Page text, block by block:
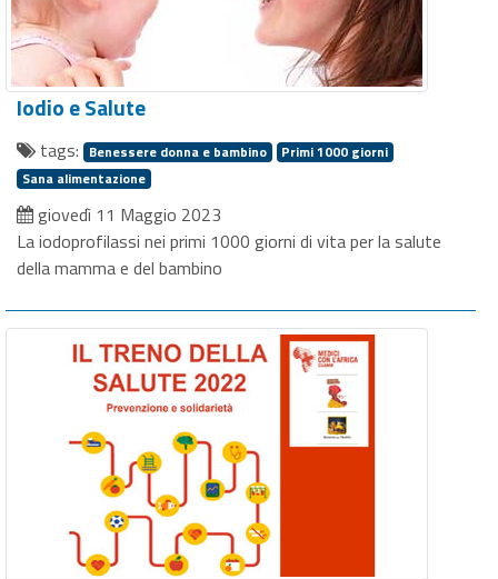
Iodio e Salute
tags: Benessere donna e bambino
Primi 1000 giorni
Sana alimentazione
giovedì 11 Maggio 2023
La iodoprofilassi nei primi 1000 giorni di vita per la salute
della mamma e del bambino